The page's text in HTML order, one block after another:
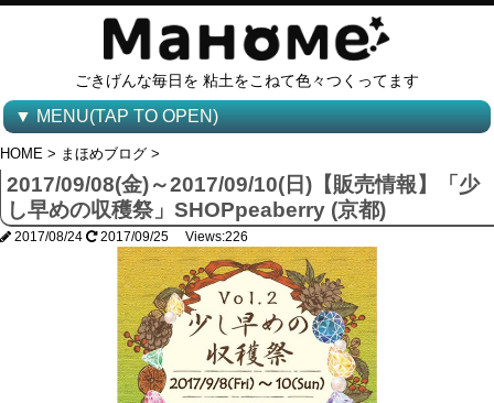
ごきげんな毎日を 粘土をこねて色々つくってます
▼ MENU(TAP TO OPEN)
HOME > まほめブログ >
2017/09/08(金)～2017/09/10(日)【販売情報】「少
し早めの収穫祭」SHOPpeaberry (京都)
2017/08/24 2017/09/25 Views:226